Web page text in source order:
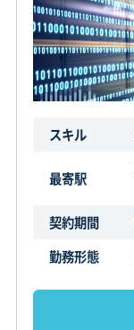
スキル
最寄駅
契約期間
勤務形態